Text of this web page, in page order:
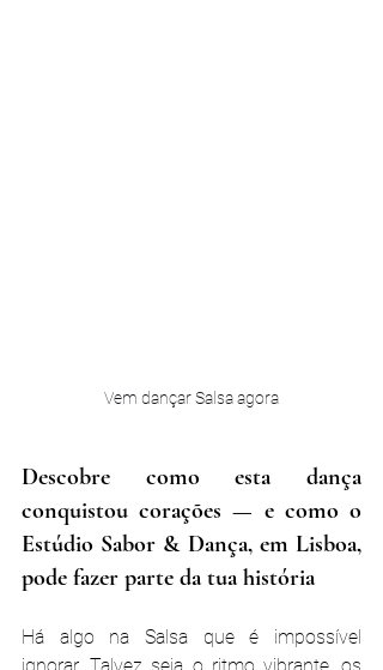
Vem dançar Salsa agora
Descobre como esta dança
conquistou corações — e como o
Estúdio Sabor & Dança, em Lisboa,
pode fazer parte da tua história
Há algo na Salsa que é impossível